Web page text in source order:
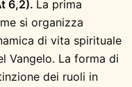
6,2). La prima
si organizza
di vita spirituale
Vangelo. La forma di
dei ruoli in